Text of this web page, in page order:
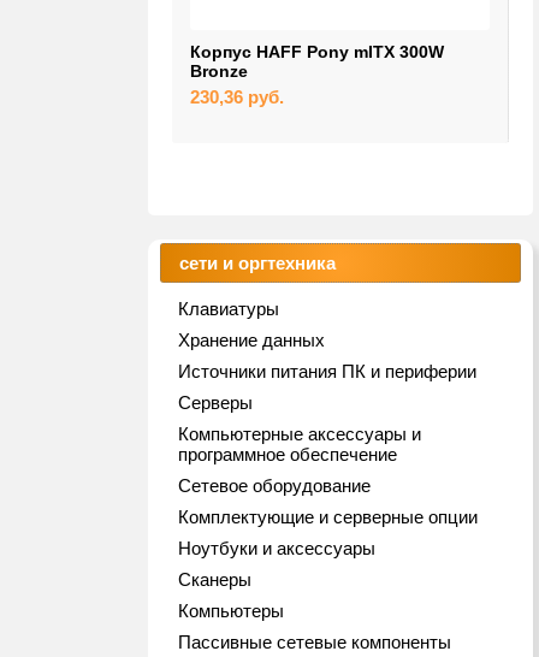
Корпус HAFF Pony mITX 300W
Bronze
230,36 руб.
сети и оргтехника
Клавиатуры
Хранение данных
Источники питания ПК и периферии
Серверы
Компьютерные аксессуары и
программное обеспечение
Сетевое оборудование
Комплектующие и серверные опции
Ноутбуки и аксессуары
Сканеры
Компьютеры
Пассивные сетевые компоненты